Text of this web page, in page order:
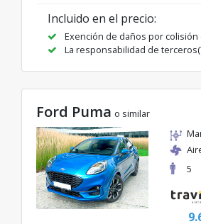
Incluido en el precio:
Exención de daños por colisión
La responsabilidad de
Ford Puma o similar
5